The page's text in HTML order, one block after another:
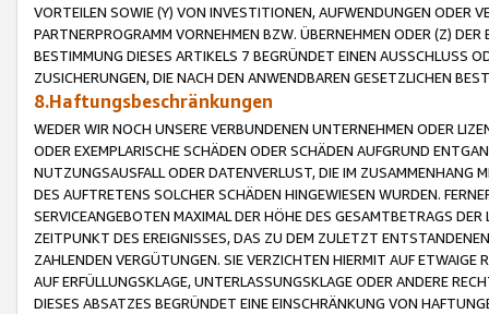
VORTEILEN SOWIE (Y) VON INVESTITIONEN, AUFWENDUNGEN ODER
PARTNERPROGRAMM VORNEHMEN BZW. ÜBERNEHMEN ODER (Z)
BESTIMMUNG DIESES ARTIKELS 7 BEGRÜNDET EINEN AUSSCHLUSS
ZUSICHERUNGEN, DIE NACH DEN ANWENDBAREN GESETZLICHEN
8.Haftungsbeschränkungen
WEDER WIR NOCH UNSERE VERBUNDENEN UNTERNEHMEN ODER
ODER EXEMPLARISCHE SCHÄDEN ODER SCHÄDEN AUFGRUND
NUTZUNGSAUSFALL ODER DATENVERLUST, DIE IM ZUSAMMENHANG
DES AUFTRETENS SOLCHER SCHÄDEN HINGEWIESEN WURDEN.
SERVICEANGEBOTEN MAXIMAL DER HÖHE DES GESAMTBETRAGS
ZEITPUNKT DES EREIGNISSES, DAS ZU DEM ZULETZT
ZAHLENDEN VERGÜTUNGEN. SIE VERZICHTEN HIERMIT AUF
AUF ERFÜLLUNGSKLAGE, UNTERLASSUNGSKLAGE ODER ANDERE
DIESES ABSATZES BEGRÜNDET EINE EINSCHRÄNKUNG VON